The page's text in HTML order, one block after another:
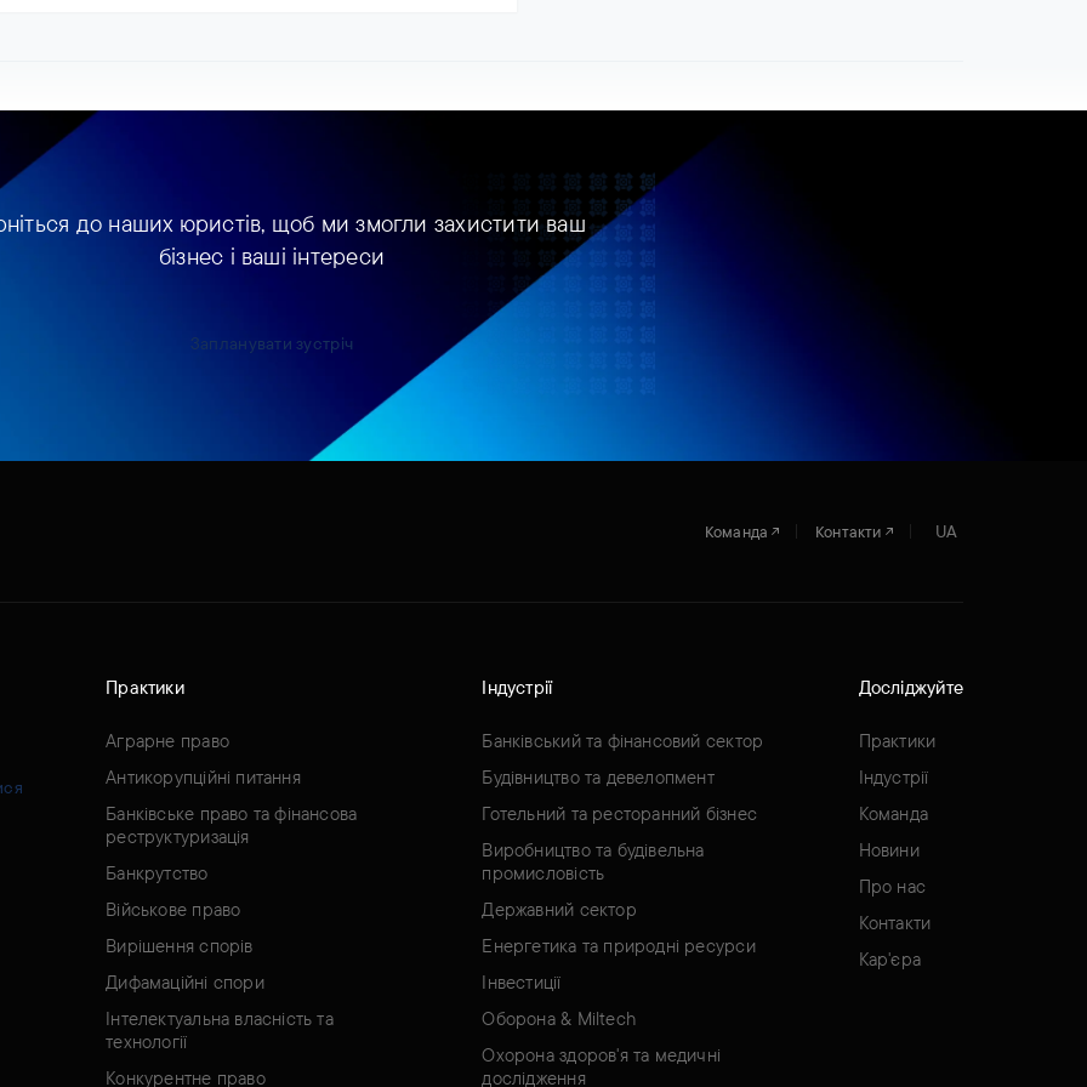
до наших юристів, щоб ми змогли захистити ваш
бізнес і ваші інтереси
Запланувати зустріч
Команда Контакти UA
Практики
Аграрне право
Антикорупційні питання
Банківське право та фінансова
реструктуризація
Банкрутство
Військове право
Вирішення спорів
Дифамаційні спори
Інтелектуальна власність та
технології
Конкурентне право
Індустрії
Банківський та фінансовий сектор
Будівництво та девелопмент
Готельний та ресторанний бізнес
Виробництво та будівельна
промисловість
Державний сектор
Енергетика та природні ресурси
Інвестиції
Оборона & Miltech
Охорона здоров'я та медичні
дослідження
Досліджуйте
Практики
Індустрії
Команда
Новини
Про нас
Контакти
Кар'єра